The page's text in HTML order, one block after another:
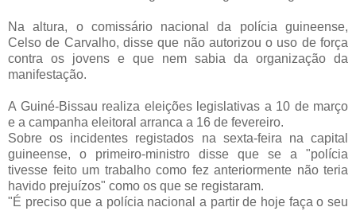
Na altura, o comissário nacional da polícia guineense,
Celso de Carvalho, disse que não autorizou o uso de força
contra os jovens e que nem sabia da organização da
manifestação.
A Guiné-Bissau realiza eleições legislativas a 10 de março
e a campanha eleitoral arranca a 16 de fevereiro.
Sobre os incidentes registados na sexta-feira na capital
guineense, o primeiro-ministro disse que se a "polícia
tivesse feito um trabalho como fez anteriormente não teria
havido prejuízos" como os que se registaram.
"É preciso que a polícia nacional a partir de hoje faça o seu